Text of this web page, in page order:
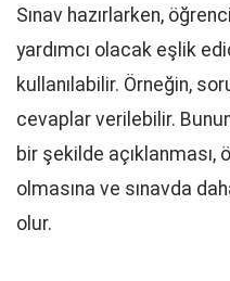
Sınav hazırlarken,
yardımcı olacak eşlik
kullanılabilir. Örneğin,
cevaplar verilebilir. Bunun
bir şekilde açıklanması,
olmasına ve sınavda
olur.